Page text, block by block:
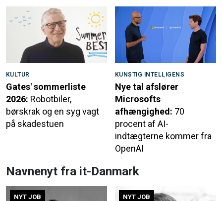
KULTUR
Gates' sommerliste
2026: Robotbiler,
børskrak og en syg vagt
på skadestuen
KUNSTIG INTELLIGENS
Nye tal afslører
Microsofts
afhængighed: 70
procent af AI-
indtægterne kommer fra
OpenAI
Navnenyt fra it-Danmark
NYT JOB NYT JOB